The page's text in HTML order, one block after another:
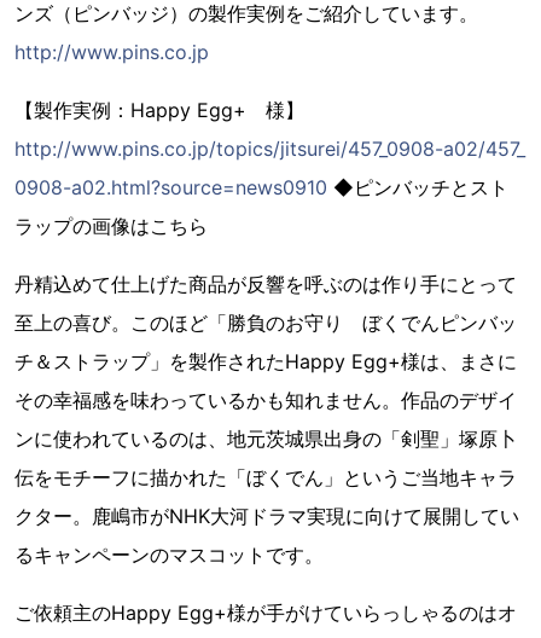
ンズ（ピンバッジ）の製作実例をご紹介しています。
http://www.pins.co.jp
【製作実例：Happy Egg+ 様】
http://www.pins.co.jp/topics/jitsurei/457_0908-a02/457_
0908-a02.html?source=news0910 ◆ピンバッチとスト
ラップの画像はこちら
丹精込めて仕上げた商品が反響を呼ぶのは作り手にとって
至上の喜び。このほど「勝負のお守り ぼくでんピンバッ
チ＆ストラップ」を製作されたHappy Egg+様は、まさに
その幸福感を味わっているかも知れません。作品のデザイ
ンに使われているのは、地元茨城県出身の「剣聖」塚原卜
伝をモチーフに描かれた「ぼくでん」というご当地キャラ
クター。鹿嶋市がNHK大河ドラマ実現に向けて展開してい
るキャンペーンのマスコットです。
ご依頼主のHappy Egg+様が手がけていらっしゃるのはオ